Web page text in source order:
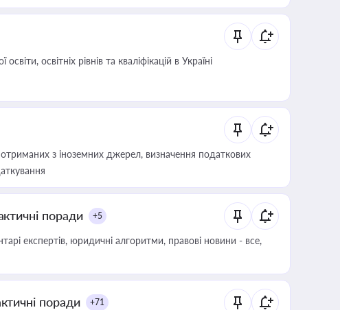
освітніх рівнів та кваліфікацій в Україні
з іноземних джерел, визначення податкових
поради +5
експертів, юридичні алгоритми, правові новини - все,
поради +71